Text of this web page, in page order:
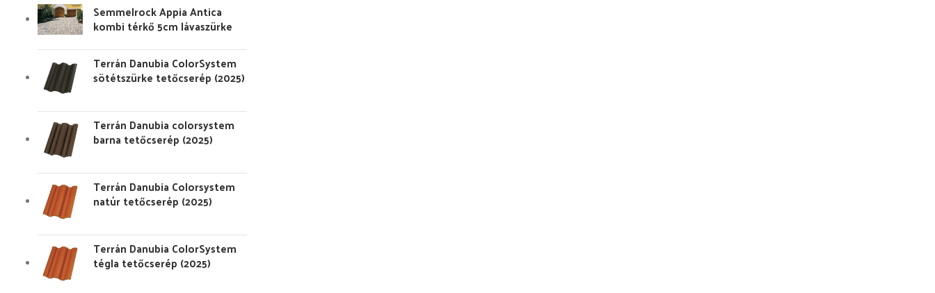
Semmelrock Appia Antica
kombi térkő 5cm lávaszürke
Terrán Danubia ColorSystem
sötétszürke tetőcserép (2025)
Terrán Danubia colorsystem
barna tetőcserép (2025)
Terrán Danubia Colorsystem
natúr tetőcserép (2025)
Terrán Danubia ColorSystem
tégla tetőcserép (2025)